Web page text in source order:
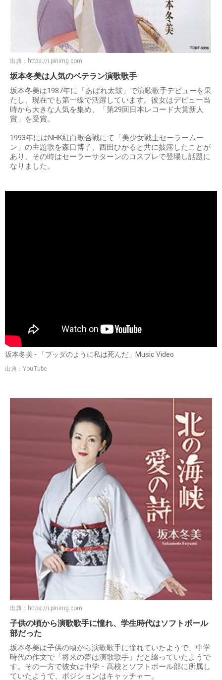
出典： https://i.pinimg.com
坂本冬美は人気のベテラン演歌歌手
坂本冬美は1987年に「あばれ太鼓」で演歌歌手デビューを果
たし、現在でも第一線で活躍しています。彼女はデビュー当
時から大きな人気を集め、「第29回日本レコード大賞新人
賞」を受賞。
1993年にはNHK紅白歌合戦にて「美少女戦士セーラームー
ン」の主題歌を森口博子、西田ひかると共に披露したことが
あり、その時はセーラーサターンのコスプレで登場し話題に
なりました。
坂本冬美 - 「ブッダのように私は死んだ」Music Video
出典：YouTube
出典： https://i.pinimg.com
子供の頃から演歌歌手に憧れ、学生時代はソフトボール
部だった
坂本冬美は子供の頃から演歌歌手に憧れていたようで、中学
時代の作文で「将来の夢は演歌歌手」だと綴っていたようで
す。その一方で彼女は中学・高校とソフトボール部に所属し
ていたようで、ポジションはキャッチャー。